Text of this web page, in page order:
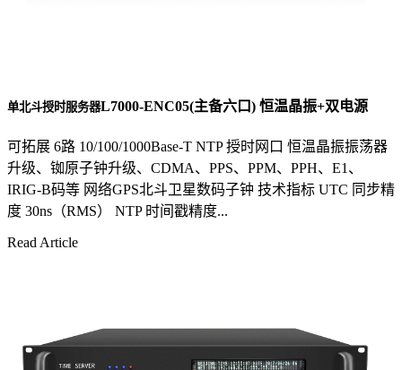
单北斗授时服务器L7000-ENC05(主备六口) 恒温晶振+双电源
可拓展 6路 10/100/1000Base-T NTP 授时网口 恒温晶振振荡器
升级、铷原子钟升级、CDMA、PPS、PPM、PPH、E1、
IRIG-B码等 网络GPS北斗卫星数码子钟 技术指标 UTC 同步精
度 30ns（RMS） NTP 时间戳精度...
Read Article